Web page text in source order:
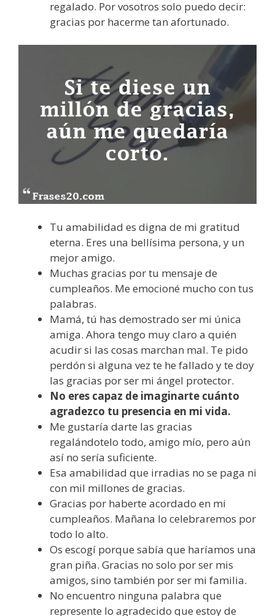
regalado. Por vosotros solo puedo decir:
gracias por hacerme tan afortunado.
Tu amabilidad es digna de mi gratitud
eterna. Eres una bellísima persona, y un
mejor amigo.
Muchas gracias por tu mensaje de
cumpleaños. Me emocioné mucho con tus
palabras.
Mamá, tú has demostrado ser mi única
amiga. Ahora tengo muy claro a quién
acudir si las cosas marchan mal. Te pido
perdón si alguna vez te he fallado y te doy
las gracias por ser mi ángel protector.
No eres capaz de imaginarte cuánto
agradezco tu presencia en mi vida.
Me gustaría darte las gracias
regalándotelo todo, amigo mío, pero aún
así no sería suficiente.
Esa amabilidad que irradias no se paga ni
con mil millones de gracias.
Gracias por haberte acordado en mi
cumpleaños. Mañana lo celebraremos por
todo lo alto.
Os escogí porque sabía que haríamos una
gran piña. Gracias no solo por ser mis
amigos, sino también por ser mi familia.
No encuentro ninguna palabra que
represente lo agradecido que estoy de